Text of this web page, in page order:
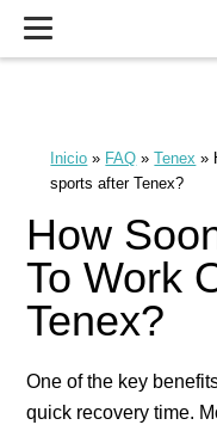
Inicio » FAQ »Tenex »
sports after Tenex?
How
To Work
Tenex?
One of the key
quick recovery time.